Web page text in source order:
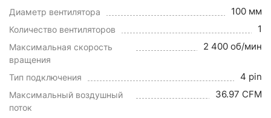
Диаметр вентилятора 100 мм
Количество вентиляторов 1
Максимальная скорость
вращения
2 400 об/мин
Тип подключения 4 pin
Максимальный воздушный
поток
36.97 CFM